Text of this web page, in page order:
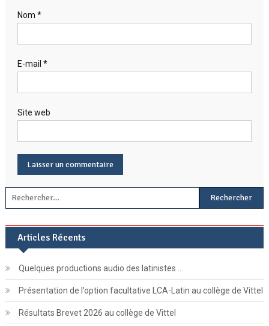
Nom *
E-mail *
Site web
Rechercher :
Articles Récents
Quelques productions audio des latinistes …
Présentation de l’option facultative LCA-Latin au collège de Vittel
Résultats Brevet 2026 au collège de Vittel